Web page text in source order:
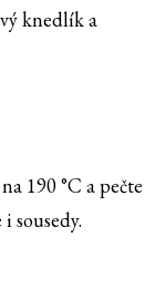
knedlík a
190 °C a pečte
sousedy.